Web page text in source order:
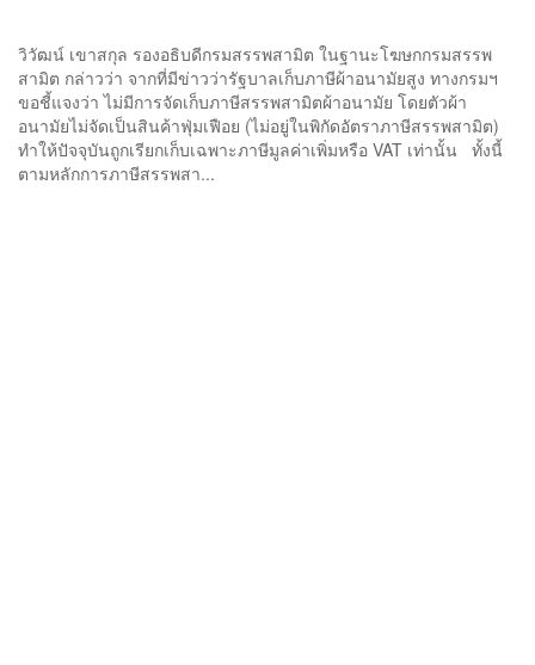
วิวัฒน์ เขาสกุล รองอธิบดีกรมสรรพสามิต ในฐานะโฆษกกรมสรรพ
สามิต กล่าวว่า จากที่มีข่าวว่ารัฐบาลเก็บภาษีผ้าอนามัยสูง ทางกรมฯ
ขอชี้แจงว่า ไม่มีการจัดเก็บภาษีสรรพสามิตผ้าอนามัย โดยตัวผ้า
อนามัยไม่จัดเป็นสินค้าฟุ่มเฟือย (ไม่อยู่ในพิกัดอัตราภาษีสรรพสามิต)
ทำให้ปัจจุบันถูกเรียกเก็บเฉพาะภาษีมูลค่าเพิ่มหรือ VAT เท่านั้น ทั้งนี้
ตามหลักการภาษีสรรพสา...